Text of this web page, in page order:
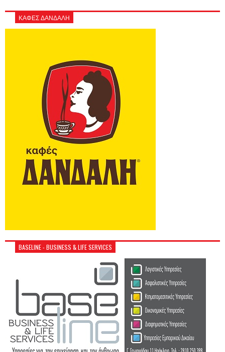
ΚΑΦΕΣ ΔΑΝΔΑΛΗ
BASELINE - BUSINESS & LIFE SERVICES